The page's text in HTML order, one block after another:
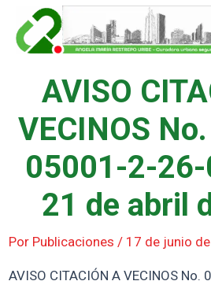
contenido
AVISO
VECINOS
05001-2-
21 de abril
Por Publicaciones / 17 de junio
AVISO CITACIÓN A VECINOS No.